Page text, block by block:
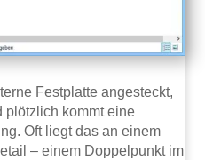
Festplatte angesteckt,
plötzlich kommt eine
Oft liegt das an einem
– einem Doppelpunkt im